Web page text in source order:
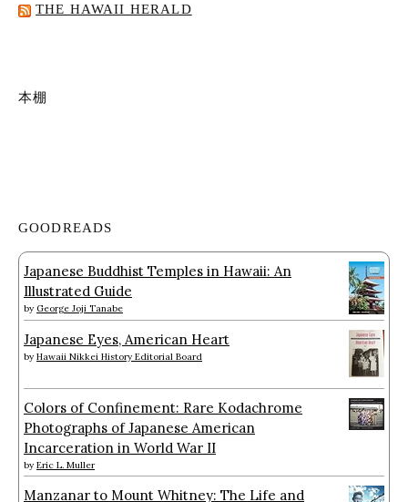
THE HAWAII HERALD
本棚
GOODREADS
Japanese Buddhist Temples in Hawaii: An
Illustrated Guide
by George Joji Tanabe
Japanese Eyes, American Heart
by Hawaii Nikkei History Editorial Board
Colors of Confinement: Rare Kodachrome
Photographs of Japanese American
Incarceration in World War II
by Eric L. Muller
Manzanar to Mount Whitney: The Life and